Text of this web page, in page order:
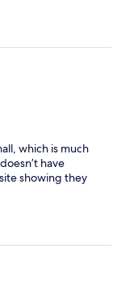
på toppen er
which is much
have
showing they